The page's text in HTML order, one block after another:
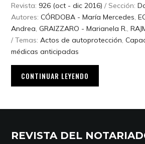
Revista: 926 (oct - dic 2016) / Sección:
Autores:CÓRDOBA - María Mercedes ,
Andrea ,GRAIZZARO - Marianela R. ,
/ Temas:Actos de autoprotección ,
médicas anticipadas
CONTINUAR LEYENDO
REVISTA DEL